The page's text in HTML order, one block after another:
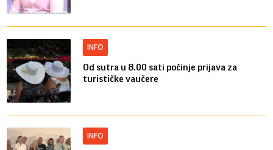
INFO
Od sutra u 8.00 sati počinje prijava za
turističke vaučere
INFO